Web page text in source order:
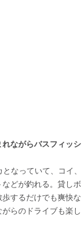
ながらバスフィッシ
なっていて、コイ、
どが釣れる。貸しボ
するだけでも爽快な
らのドライブも楽し